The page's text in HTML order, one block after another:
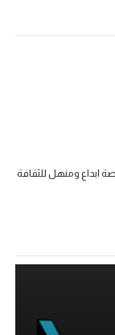
ابداع ومنهل للثقافة